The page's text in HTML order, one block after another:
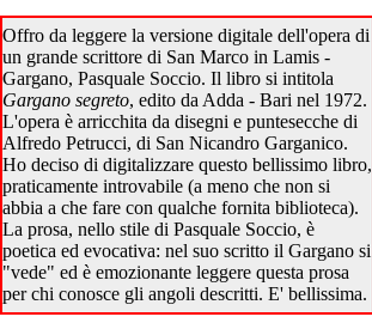
Offro da leggere la versione digitale dell'opera di
un grande scrittore di San Marco in Lamis -
Gargano, Pasquale Soccio. Il libro si intitola
Gargano segreto, edito da Adda - Bari nel 1972.
L'opera è arricchita da disegni e puntesecche di
Alfredo Petrucci, di San Nicandro Garganico.
Ho deciso di digitalizzare questo bellissimo libro,
praticamente introvabile (a meno che non si
abbia a che fare con qualche fornita biblioteca).
La prosa, nello stile di Pasquale Soccio, è
poetica ed evocativa: nel suo scritto il Gargano si
"vede" ed è emozionante leggere questa prosa
per chi conosce gli angoli descritti. E' bellissima.